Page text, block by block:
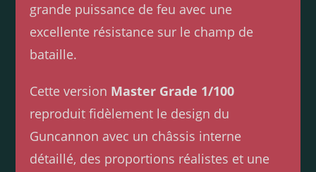
grande puissance de feu avec une
excellente résistance sur le champ de
bataille.
Cette version Master Grade 1/100
reproduit fidèlement le design du
Guncannon avec un châssis interne
détaillé, des proportions réalistes et une